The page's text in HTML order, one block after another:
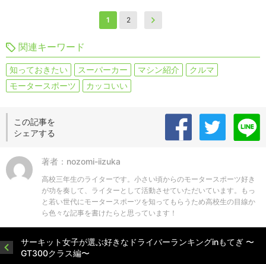
1 2
関連キーワード
知っておきたい スーパーカー マシン紹介
クルマ
モータースポーツ
カッコいい
この記事を
シェアする
著者：nozomi-iizuka
高校三年生のライターです。小さい頃からのモータースポーツ好き
が功を奏して、ライターとして活動させていただいています。もっ
と若い世代にモータースポーツを知ってもらうため高校生の目線か
ら色々な記事を書けたらと思っています！
サーキット女子が選ぶ好きなドライバーランキングinもてぎ 〜
GT300クラス編〜